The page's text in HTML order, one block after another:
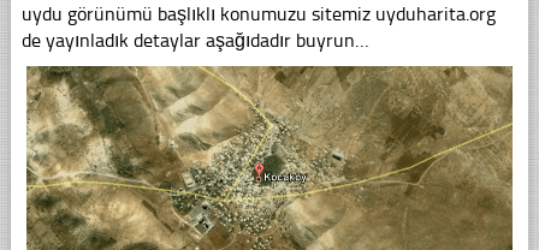
uydu görünümü başlıklı konumuzu sitemiz uyduharita.org
de yayınladık detaylar aşağıdadır buyrun…